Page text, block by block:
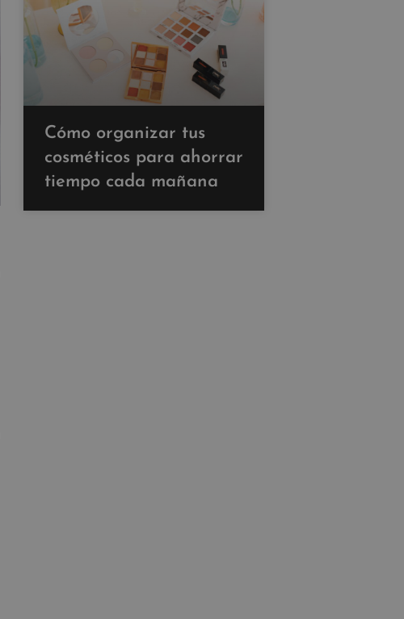
Cómo organizar tus
cosméticos para ahorrar
tiempo cada mañana